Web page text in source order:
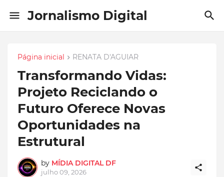
Jornalismo Digital
Página inicial RENATA D'AGUIAR
Transformando Vidas:
Projeto Reciclando o
Futuro Oferece Novas
Oportunidades na
Estrutural
by MÍDIA DIGITAL DF
julho 09, 2026